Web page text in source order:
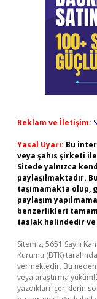
Reklam ve İletişim:
Yasal Uyarı: Bu
veya şahıs şirketi
Sitede yalnızca
paylaşılmaktadır.
taşımamakta olup,
paylaşım
benzerlikleri
taslak halindedir
Sitemiz, 5651 Sayılı
Kurumu (BTK)
vermektedir. Bu
veya araştırma
yazdıkları içeriklerin